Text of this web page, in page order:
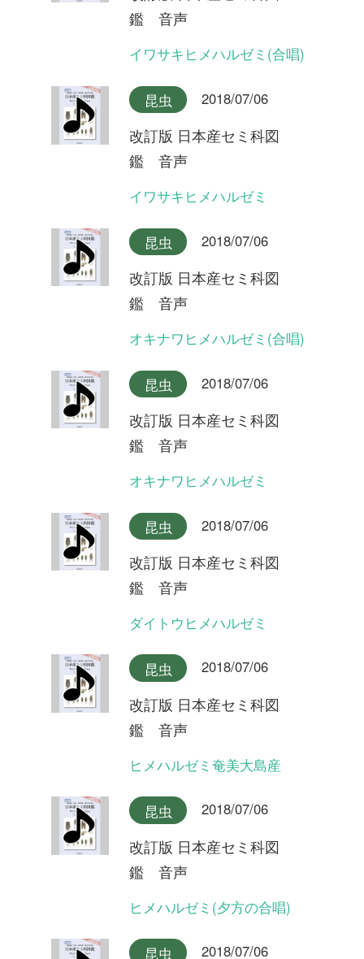
鑑 音声
ヒメハルゼミ
昆虫 2018/07/06
改訂版 日本産セミ科図
鑑 音声
エゾハルゼミ(合唱)
昆虫 2018/07/06
改訂版 日本産セミ科図
鑑 音声
エゾハルゼミ(合唱)
鑑 音声
昆虫 2018/07/06
改訂版 日本産セミ科図
鑑 音声
ハルゼミ
昆虫 2018/07/06
改訂版 日本産セミ科図
鑑 音声
大島産(合唱)
昆虫 2018/07/06
改訂版 日本産セミ科図
大島産
昆虫 2018/07/06
改訂版 日本産セミ科図
本島産